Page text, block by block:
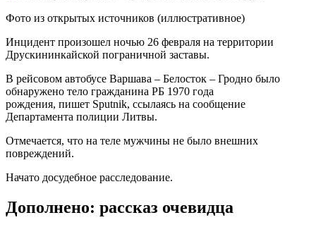
Фото из открытых источников (иллюстративное)
Инцидент произошел ночью 26 февраля на территории
Друскининкайской пограничной заставы.
В рейсовом автобусе Варшава – Белосток – Гродно было
обнаружено тело гражданина РБ 1970 года
рождения, пишет Sputnik, ссылаясь на сообщение
Департамента полиции Литвы.
Отмечается, что на теле мужчины не было внешних
повреждений.
Начато досудебное расследование.
Дополнено: рассказ очевидца